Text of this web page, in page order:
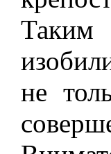
Таким
не